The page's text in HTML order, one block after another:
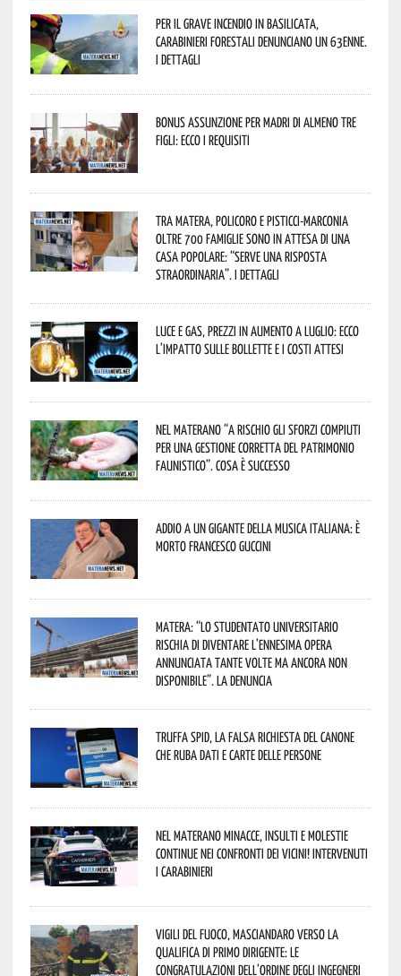
Per il grave incendio in Basilicata,
Carabinieri forestali denunciano un 63enne.
I dettagli
Bonus assunzione per madri di almeno tre
figli: ecco i requisiti
Tra Matera, Policoro e Pisticci-Marconia
oltre 700 famiglie sono in attesa di una
casa popolare: “serve una risposta
straordinaria”. I dettagli
Luce e gas, prezzi in aumento a luglio: ecco
l’impatto sulle bollette e i costi attesi
Nel materano “a rischio gli sforzi compiuti
per una gestione corretta del patrimonio
faunistico”. Cosa è successo
Addio a un gigante della musica italiana: è
morto Francesco Guccini
Matera: “Lo studentato universitario
rischia di diventare l’ennesima opera
annunciata tante volte ma ancora non
disponibile”. La denuncia
Truffa Spid, la falsa richiesta del canone
che ruba dati e carte delle persone
Nel materano minacce, insulti e molestie
continue nei confronti dei vicini! Intervenuti
i Carabinieri
Vigili del Fuoco, Masciandaro verso la
qualifica di Primo Dirigente: le
congratulazioni dell’Ordine degli Ingegneri